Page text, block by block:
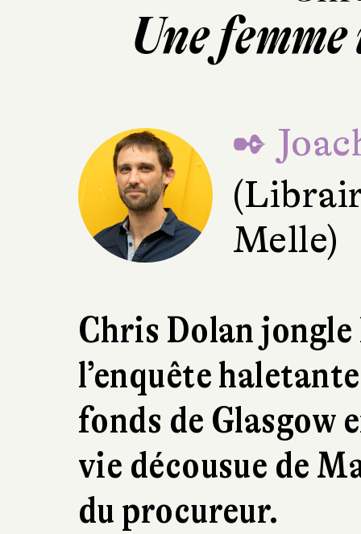
Une
✒
Melle)
Chris Dolan
l’enquête
fonds de Glasgow
vie décousue de
du procureur.